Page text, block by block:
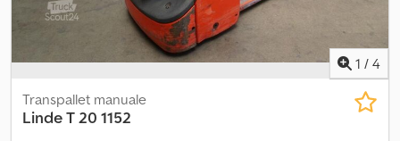
1 / 4
Transpallet manuale
LindeT 20 1152